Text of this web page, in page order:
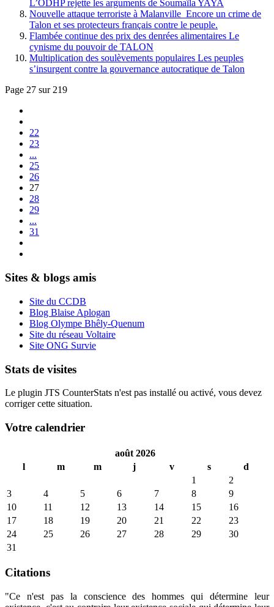
L’ODHP rejette les arguments de Soumaïla YAYA
Nouvelle attaque terroriste à Malanville Encore un crime de
Talon et ses protecteurs français contre le peuple.
Flambée continue des prix des denrées alimentaires Le
cynisme du pouvoir de TALON
Multiplication des soulèvements populaires Les peuples
s’insurgent contre la gouvernance autocratique de Talon
Page 27 sur 219
22
23
...
25
26
27
28
29
...
31
Sites & blogs amis
Site du CCDB
Blog Blaise Aplogan
Blog Olympe Bhêly-Quenum
Site du réseau Voltaire
Site ONG Survie
Stats de visites
Le plugin JTS CounterStats n'est pas installé ou activé, vous devez
corriger cette situation.
Votre calendrier
août 2026
l
m m j v s
d
1
2
3
4 5 6 7 8
9
10
11 12 13 14 15
16
17
18 19 20 21 22
23
24
25 26 27 28 29
30
31
Citations
"Ce n'est pas la conscience des hommes qui détermine leur